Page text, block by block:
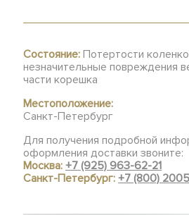
Состояние: Потертости
незначительные повреждения
части корешка
Местоположение:
Санкт-Петербург
Для получения подробной
оформления доставки звоните:
Москва:+7 (925) 963-62-21
Санкт-Петербург:+7 (800)